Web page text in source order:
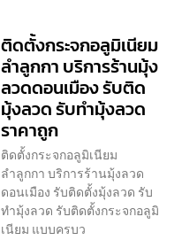
ติดตั้งกระจกอลูมิเนียม
ลำลูกกา บริการร้านมุ้ง
ลวดดอนเมือง รับติด
มุ้งลวด รับทำมุ้งลวด
ราคาถูก
ติดตั้งกระจกอลูมิเนียม
ลำลูกกา บริการร้านมุ้งลวด
ดอนเมือง รับติดตั้งมุ้งลวด รับ
ทำมุ้งลวด รับติดตั้งกระจกอลูมิ
เนียม แบบครบว